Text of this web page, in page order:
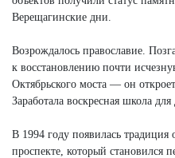
Верещагинские дни.
Возрождалось православие.
к восстановлению почти
Октябрьского моста — он
Заработала воскресная школа для
В 1994 году появилась традиция
проспекте, который становился